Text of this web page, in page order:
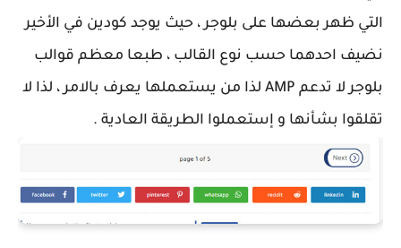
التي ظهر بعضها على بلوجر ، حيث يوجد كودين في الأخير
نضيف احدهما حسب نوع القالب ، طبعا معظم قوالب
بلوجر لا تدعم AMP لذا من يستعملها يعرف بالامر ، لذا لا
تقلقوا بشأنها و إستعملوا الطريقة العادية .